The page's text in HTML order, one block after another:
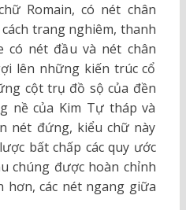
Romain, có nét chân
trang nghiêm, thanh
có nét đầu và nét chân
lên những kiến trúc cổ
cột trụ đồ sộ của đền
nề của Kim Tự tháp và
nét đứng, kiểu chữ này
bất chấp các quy ước
chúng được hoàn chỉnh
hơn, các nét ngang giữa